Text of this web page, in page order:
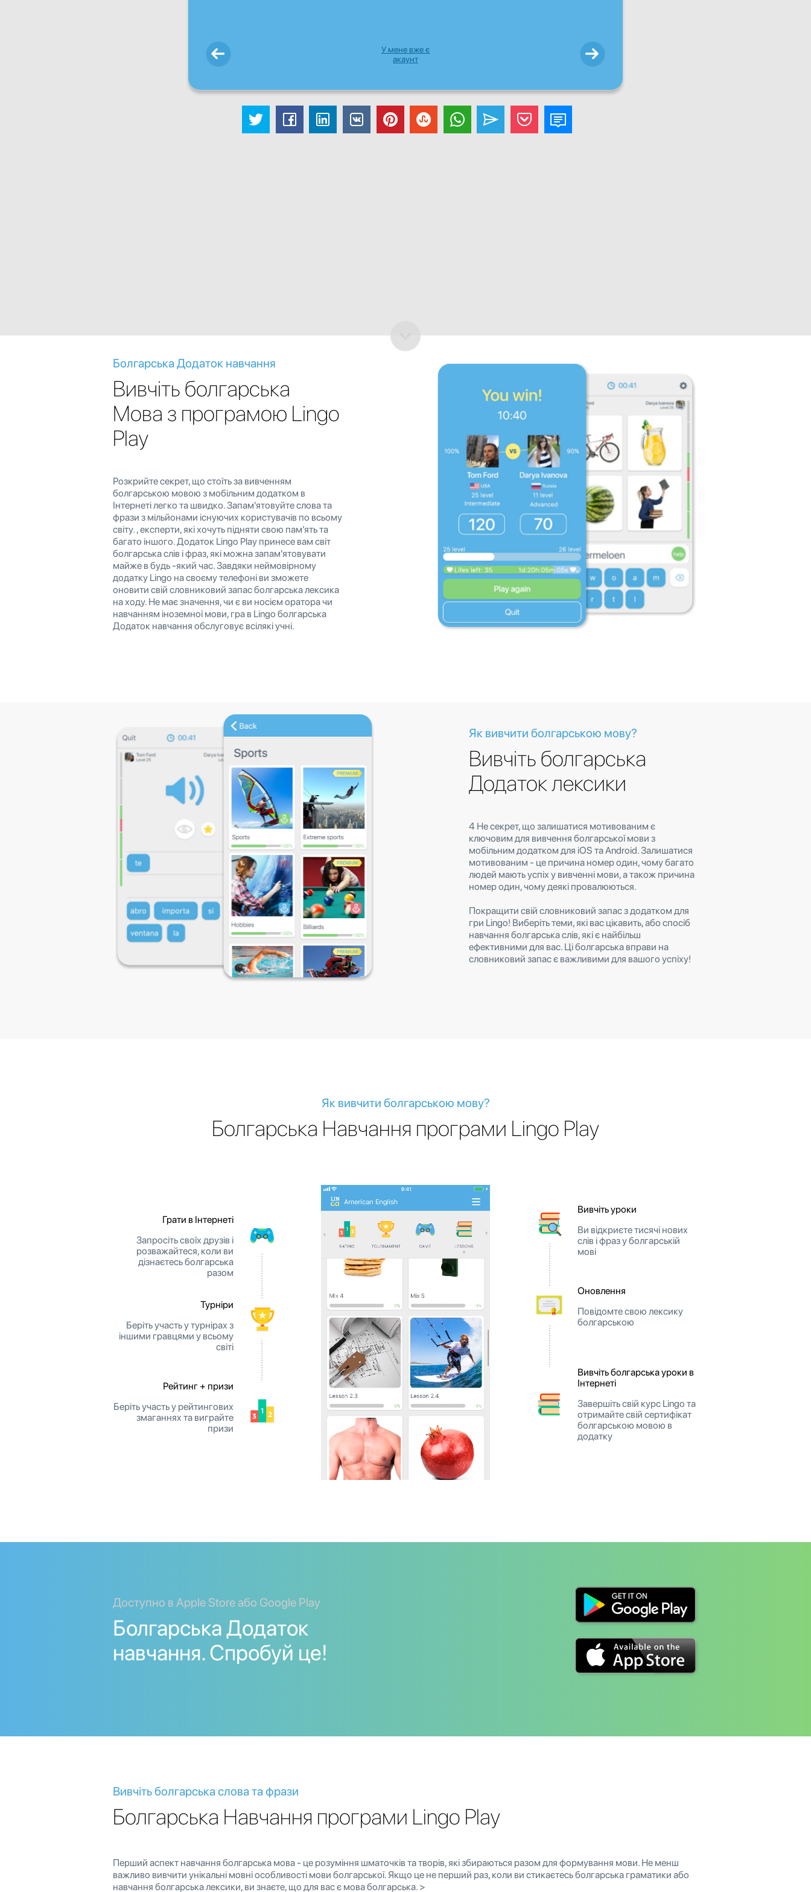
У мене вже є
акаунт
Болгарська Додаток навчання
Вивчіть болгарська
Мова з програмою Lingo
Play
Розкрийте секрет, що стоїть за вивченням
болгарською мовою з мобільним додатком в
Інтернеті легко та швидко. Запам'ятовуйте слова та
фрази з мільйонами існуючих користувачів по всьому
світу. , експерти, які хочуть підняти свою пам’ять та
багато іншого. Додаток Lingo Play принесе вам світ
болгарська слів і фраз, які можна запам'ятовувати
майже в будь -який час. Завдяки неймовірному
додатку Lingo на своєму телефоні ви зможете
оновити свій словниковий запас болгарська лексика
на ходу. Не має значення, чи є ви носієм оратора чи
навчанням іноземної мови, гра в Lingo болгарська
Додаток навчання обслуговує всілякі учні.
Як вивчити болгарською мову?
Вивчіть болгарська
Додаток лексики
4 Не секрет, що залишатися мотивованим є
ключовим для вивчення болгарської мови з
мобільним додатком для iOS та Android. Залишатися
мотивованим - це причина номер один, чому багато
людей мають успіх у вивченні мови, а також причина
номер один, чому деякі провалюються.
Покращити свій словниковий запас з додатком для
гри Lingo! Виберіть теми, які вас цікавить, або спосіб
навчання болгарська слів, які є найбільш
ефективними для вас. Ці болгарська вправи на
словниковий запас є важливими для вашого успіху!
Як вивчити болгарською мову?
Болгарська Навчання програми Lingo Play
Грати в Інтернеті
Запросіть своїх друзів і
розважайтеся, коли ви
дізнаєтесь болгарська
разом
Турніри
Беріть участь у турнірах з
іншими гравцями у всьому
світі
Рейтинг + призи
Беріть участь у рейтингових
змаганнях та виграйте
призи
Вивчіть уроки
Ви відкриєте тисячі нових
слів і фраз у болгарській
мові
Оновлення
Повідомте свою лексику
болгарською
Вивчіть болгарська уроки в
Інтернеті
Завершіть свій курс Lingo та
отримайте свій сертифікат
болгарською мовою в
додатку
Доступно в Apple Store або Google Play
Болгарська Додаток
навчання. Спробуй це!
Вивчіть болгарська слова та фрази
Болгарська Навчання програми Lingo Play
Перший аспект навчання болгарська мова - це розуміння шматочків та творів, які збираються разом для формування мови. Не менш
важливо вивчити унікальні мовні особливості мови болгарської. Якщо це не перший раз, коли ви стикаєтесь болгарська граматики або
навчання болгарська лексики, ви знаєте, що для вас є мова болгарська. >